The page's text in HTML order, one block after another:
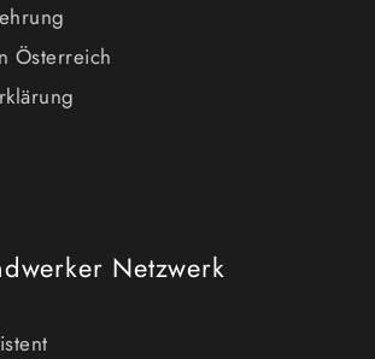
Österreich
Netzwerk